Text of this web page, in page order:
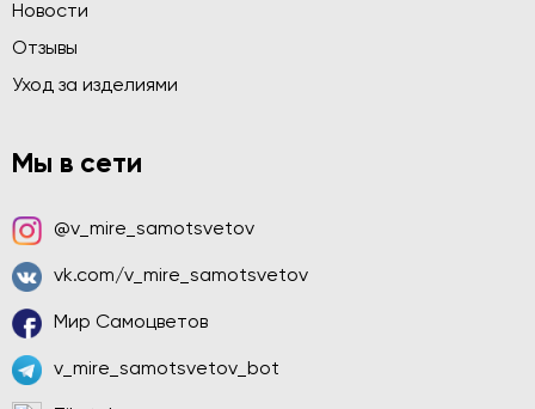
Новости
Отзывы
Уход за изделиями
Мы в сети
@v_mire_samotsvetov
vk.com/v_mire_samotsvetov
Мир Самоцветов
v_mire_samotsvetov_bot